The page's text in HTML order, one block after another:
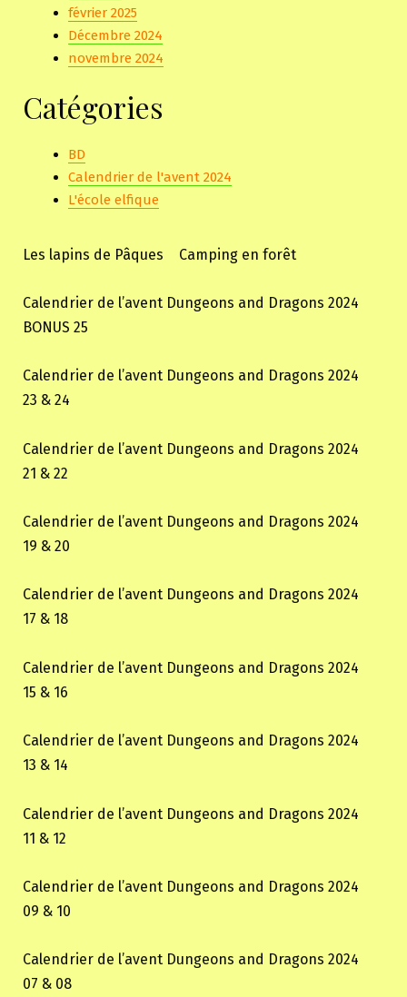
février 2025
Décembre 2024
novembre 2024
Catégories
BD
Calendrier de l'avent 2024
L'école elfique
Les lapins de Pâques Camping en forêt
Calendrier de l’avent Dungeons and Dragons 2024
BONUS 25
Calendrier de l’avent Dungeons and Dragons 2024
23 & 24
Calendrier de l’avent Dungeons and Dragons 2024
21 & 22
Calendrier de l’avent Dungeons and Dragons 2024
19 & 20
Calendrier de l’avent Dungeons and Dragons 2024
17 & 18
Calendrier de l’avent Dungeons and Dragons 2024
15 & 16
Calendrier de l’avent Dungeons and Dragons 2024
13 & 14
Calendrier de l’avent Dungeons and Dragons 2024
11 & 12
Calendrier de l’avent Dungeons and Dragons 2024
09 & 10
Calendrier de l’avent Dungeons and Dragons 2024
07 & 08